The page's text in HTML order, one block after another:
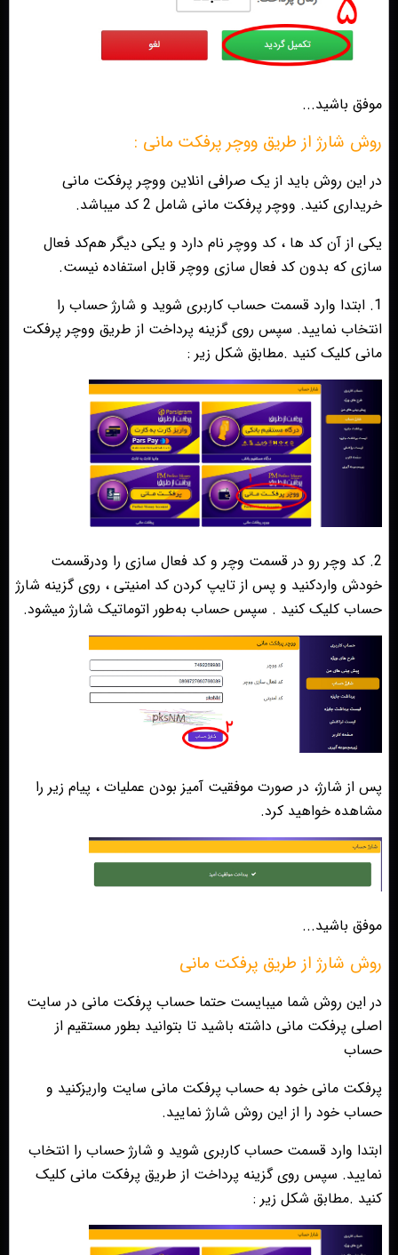
موفق باشید...
روش شارژ از طریق ووچر پرفکت مانی :
در این روش باید از یک ‌صرافی انلاین ووچر پرفکت مانی
خریداری کنید. ووچر پرفکت مانی شامل 2 کد میباشد.
یکی از آن کد ها ، کد ووچر نام دارد و یکی دیگر هم‌کد فعال
سازی که بدون کد فعال سازی ووچر قابل استفاده نیست.
1. ابتدا وارد قسمت حساب کاربری شوید و شارژ حساب را
انتخاب نمایید. سپس روی گزینه پرداخت از طریق ووچر پرفکت
مانی کلیک کنید .مطابق شکل زیر :
2. کد وچر رو‌ در قسمت وچر و کد فعال سازی را و‌در‌قسمت
خودش واردکنید و پس از تایپ کردن کد امنیتی ، روی گزینه شارژ
حساب کلیک کنید . سپس حساب به‌طور اتوماتیک شارژ میشود.
پس از شارژ، در صورت موفقیت آمیز بودن عملیات ، پیام زیر را
مشاهده خواهید کرد.
موفق باشید...
روش شارژ از طریق پرفکت مانی
در این روش شما میبایست حتما حساب پرفکت مانی در سایت
اصلی پرفکت مانی داشته باشید تا بتوانید بطور مستقیم از
حساب
پرفکت مانی خود به حساب پرفکت مانی سایت واریزکنید و
حساب خود را از این روش شارژ نمایید.
ابتدا وارد قسمت حساب کاربری شوید و شارژ حساب را انتخاب
نمایید. سپس روی گزینه پرداخت از طریق پرفکت مانی کلیک
کنید .مطابق شکل زیر :